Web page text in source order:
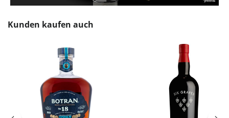
Produktgalerie überspringen
Kunden kaufen auch